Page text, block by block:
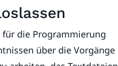
für die Programmierung
über die Vorgänge